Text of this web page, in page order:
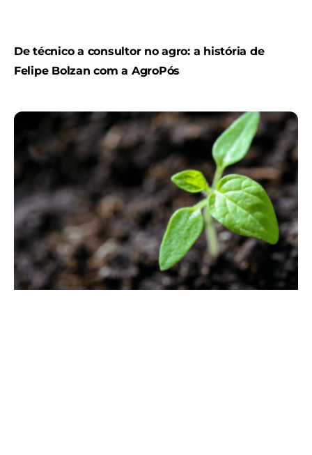
De técnico a consultor no agro: a história de
Felipe Bolzan com a AgroPós